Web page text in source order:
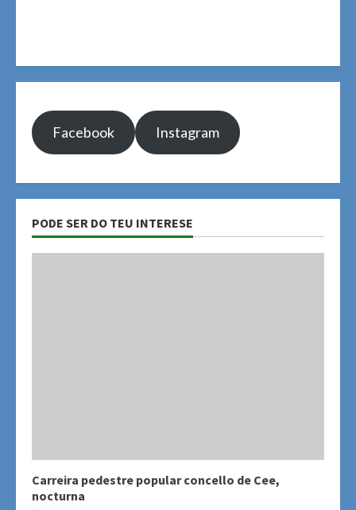
Facebook Instagram
PODE SER DO TEU INTERESE
Carreira pedestre popular concello de Cee,
nocturna